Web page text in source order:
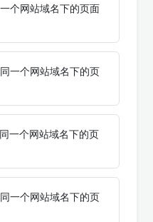
个网站域名下的页面
一个网站域名下的页
一个网站域名下的页
一个网站域名下的页